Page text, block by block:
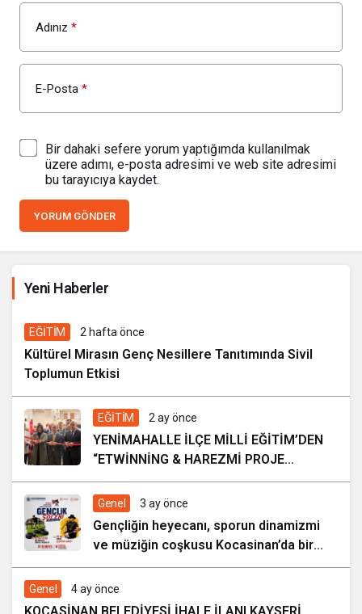
Adınız *
E-Posta *
Bir dahaki sefere yorum yaptığımda kullanılmak
üzere adımı, e-posta adresimi ve web site adresimi
bu tarayıcıya kaydet.
YORUM GÖNDER
Yeni Haberler
1 gün önce
EĞİTİM 2 hafta önce
Kültürel Mirasın Genç Nesillere Tanıtımında Sivil
Toplumun Etkisi
EĞİTİM 2 ay önce
YENİMAHALLE İLÇE MİLLİ EĞİTİM’DEN
“ETWİNNİNG & HAREZMİ PROJE
ŞENLİĞİ”
Genel 3 ay önce
Gençliğin heyecanı, sporun dinamizmi
ve müziğin coşkusu Kocasinan’da bir
araya geliyor!
Genel 4 ay önce